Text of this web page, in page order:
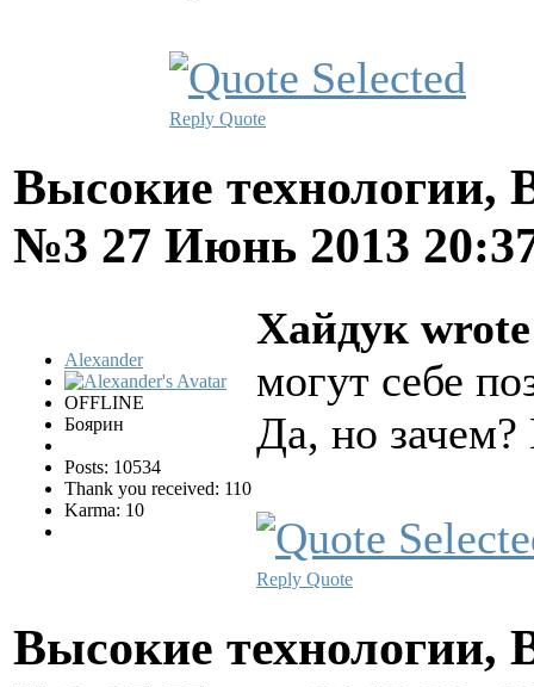
Reply Quote
Высокие технологии,
№3 27 Июнь 2013
Alexander
OFFLINE
Боярин
Posts: 10534
Thank you received: 110
Karma: 10
Хайдук
могут себе
Да, но
Reply Quote
Высокие технологии,